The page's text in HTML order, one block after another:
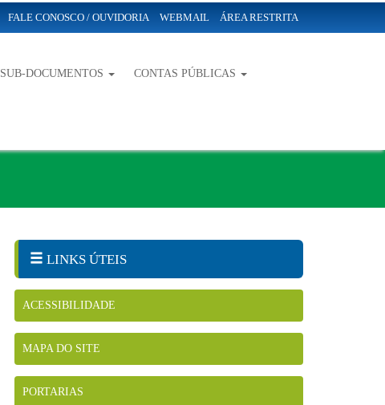
FALE CONOSCO / OUVIDORIA WEBMAIL ÁREA RESTRITA
SUB-DOCUMENTOS CONTAS PÚBLICAS
LINKS ÚTEIS
ACESSIBILIDADE
MAPA DO SITE
PORTARIAS